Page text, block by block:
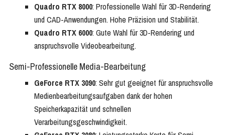
Quadro RTX 8000: Professionelle Wahl für 3D-Rendering
und CAD-Anwendungen. Hohe Präzision und Stabilität.
Quadro RTX 6000: Gute Wahl für 3D-Rendering und
anspruchsvolle Videobearbeitung.
Semi-Professionelle Media-Bearbeitung
GeForce RTX 3090: Sehr gut geeignet für anspruchsvolle
Medienbearbeitungsaufgaben dank der hohen
Speicherkapazität und schnellen
Verarbeitungsgeschwindigkeit.